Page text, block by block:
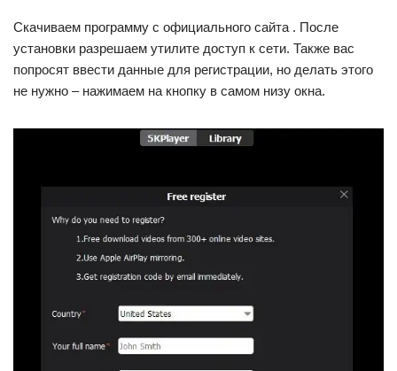
Скачиваем программу с официального сайта . После
установки разрешаем утилите доступ к сети. Также вас
попросят ввести данные для регистрации, но делать этого
не нужно – нажимаем на кнопку в самом низу окна.